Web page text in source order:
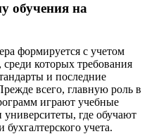
обучения на
формируется с учетом
которых требования
и последние
всего, главную роль в
играют учебные
университеты, где обучают
учета.